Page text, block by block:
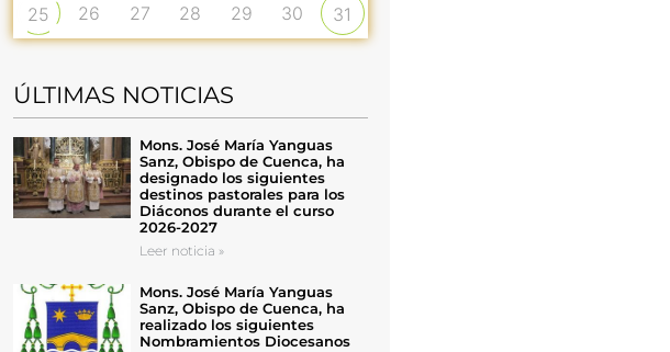
25 26 27 28 29 30 31
ÚLTIMAS NOTICIAS
Mons. José María Yanguas
Sanz, Obispo de Cuenca, ha
designado los siguientes
destinos pastorales para los
Diáconos durante el curso
2026-2027
Leer noticia »
Mons. José María Yanguas
Sanz, Obispo de Cuenca, ha
realizado los siguientes
Nombramientos Diocesanos